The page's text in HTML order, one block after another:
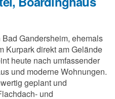
Gandersheim, ehemals
Kurpark direkt am Gelände
heute nach umfassender
und moderne Wohnungen.
geplant und
und